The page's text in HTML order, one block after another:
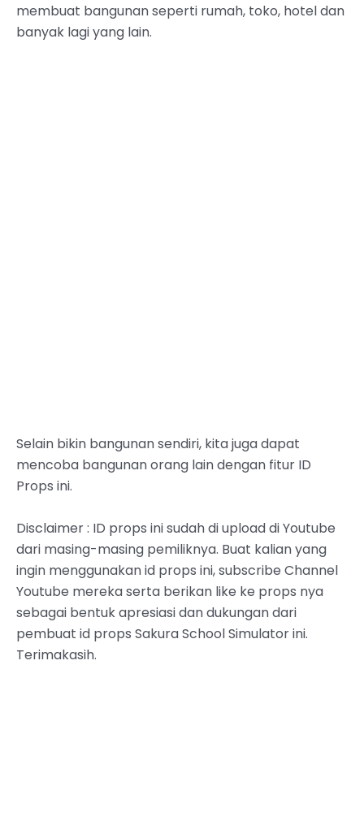
membuat bangunan seperti rumah, toko, hotel dan
banyak lagi yang lain.
Selain bikin bangunan sendiri, kita juga dapat
mencoba bangunan orang lain dengan fitur ID
Props ini.
Disclaimer : ID props ini sudah di upload di Youtube
dari masing-masing pemiliknya. Buat kalian yang
ingin menggunakan id props ini, subscribe Channel
Youtube mereka serta berikan like ke props nya
sebagai bentuk apresiasi dan dukungan dari
pembuat id props Sakura School Simulator ini.
Terimakasih.